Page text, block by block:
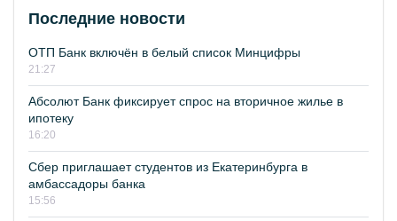
Последние новости
ОТП Банк включён в белый список Минцифры
21:27
Абсолют Банк фиксирует спрос на вторичное жилье в
ипотеку
16:20
Сбер приглашает студентов из Екатеринбурга в
амбассадоры банка
15:56